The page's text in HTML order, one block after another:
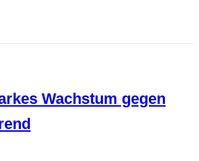
Wachstum gegen